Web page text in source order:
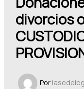
divorcios
Por